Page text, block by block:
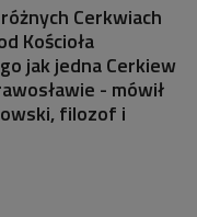
Cerkwiach
Kościoła
jak jedna Cerkiew
- mówił
filozof i